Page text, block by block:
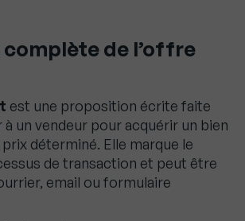
de l’offre
est une proposition écrite faite
à un vendeur pour acquérir un bien
déterminé. Elle marque le
de transaction et peut être
email ou formulaire